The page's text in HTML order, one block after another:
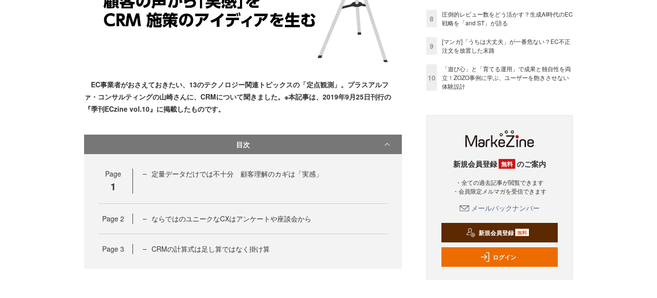
EC事業者がおさえておきたい、13のテクノロジー関連トピックスの「定点観測」。プラスアルフ
ァ・コンサルティングの山崎さんに、CRMについて聞きました。※本記事は、2019年9月25日刊行の
『季刊ECzine vol.10』に掲載したものです。
目次
Page
1
定量データだけでは不十分 顧客理解のカギは「実感」
Page 2 ならではのユニークなCXはアンケートや座談会から
Page 3 CRMの計算式は足し算ではなく掛け算
8
圧倒的レビュー数をどう活かす？生成AI時代のEC
戦略を「and ST」が語る
9
[マンガ]「うちは大丈夫」が一番危ない？EC不正
注文を放置した末路
10
「遊び心」と「育てる運用」で成果と独自性を両
立！ZOZO事例に学ぶ、ユーザーを飽きさせない
体験設計
新規会員登録 無料 のご案内
・全ての過去記事が閲覧できます
・会員限定メルマガを受信できます
メールバックナンバー
新規会員登録 無料
ログイン